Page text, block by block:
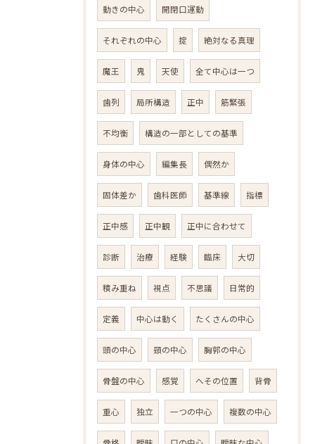
動きの中心 開閉口運動
それぞれの中心 掟 絶対なる真理
魔王 鬼 天使 全て中心は一つ
歯列 局所構造 正中 筋緊張
不均衡 構造の一部としての基準
身体の中心 編集長 偶然か
固体差か 歯科医師 基準線 指標
正中感 正中観 正中に合わせて
診断 治療 経験 臨床 大切
積み重ね 視点 不思議 日常的
定義 中心は動く たくさんの中心
頭の中心 頸の中心 胸郭の中心
骨盤の中心 感覚 へその位置 背骨
重心 独立 一つの中心 複数の中心